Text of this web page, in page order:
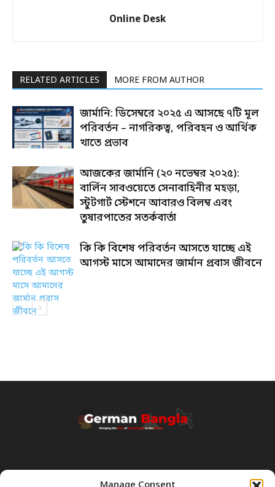
Online Desk
RELATED ARTICLES MORE FROM AUTHOR
জার্মানি: ডিসেম্বরে ২০২৫ এ আসছে ৭টি মূল
পরিবর্তন – নাগরিকত্ব, পরিবহন ও আর্থিক
খাতে প্রভাব
আজকের জার্মানি (২০ নভেম্বর ২০২৫):
বার্লিন সাবওয়েতে সেনাবাহিনীর মহড়া,
স্টুটগার্ট স্টেশনে আবারও বিলম্ব এবং
তুষারপাতের সতর্কবার্তা
কি কি বিশেষ পরিবর্তন আসতে যাচ্ছে এই
আগস্ট মাসে আমাদের জার্মান প্রবাস জীবনে